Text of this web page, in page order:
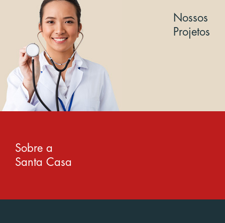
Nossos
Projetos
Sobre a
Santa Casa